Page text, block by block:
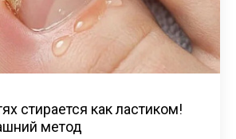
стирается как ластиком!
метод